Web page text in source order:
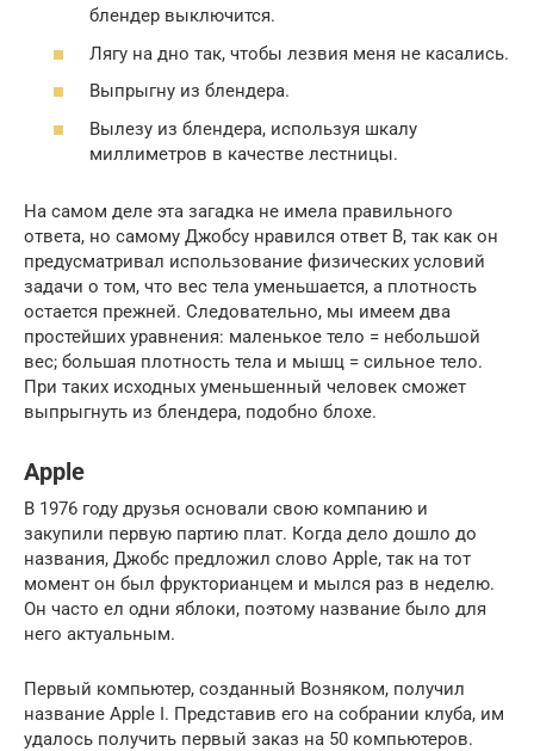
блендер выключится.
Лягу на дно так, чтобы лезвия меня не касались.
Выпрыгну из блендера.
Вылезу из блендера, используя шкалу
миллиметров в качестве лестницы.
На самом деле эта загадка не имела правильного
ответа, но самому Джобсу нравился ответ В, так как он
предусматривал использование физических условий
задачи о том, что вес тела уменьшается, а плотность
остается прежней. Следовательно, мы имеем два
простейших уравнения: маленькое тело = небольшой
вес; большая плотность тела и мышц = сильное тело.
При таких исходных уменьшенный человек сможет
выпрыгнуть из блендера, подобно блохе.
Apple
В 1976 году друзья основали свою компанию и
закупили первую партию плат. Когда дело дошло до
названия, Джобс предложил слово Apple, так на тот
момент он был фрукторианцем и мылся раз в неделю.
Он часто ел одни яблоки, поэтому название было для
него актуальным.
Первый компьютер, созданный Возняком, получил
название Apple I. Представив его на собрании клуба, им
удалось получить первый заказ на 50 компьютеров.